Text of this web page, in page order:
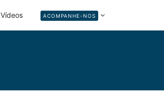
Vídeos ACOMPANHE-NOS